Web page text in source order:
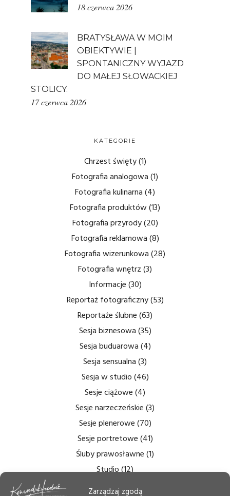
Zarządzaj zgodą
18 czerwca 2026
BRATYSŁAWA W MOIM
OBIEKTYWIE |
SPONTANICZNY WYJAZD
DO MAŁEJ SŁOWACKIEJ
STOLICY.
17 czerwca 2026
KATEGORIE
Chrzest święty(1)
Fotografia analogowa(1)
Fotografia kulinarna(4)
Fotografia produktów(13)
Fotografia przyrody(20)
Fotografia reklamowa(8)
Fotografia wizerunkowa(28)
Fotografia wnętrz(3)
Informacje(30)
Reportaż fotograficzny(53)
Reportaże ślubne(63)
Sesja biznesowa(35)
Sesja buduarowa(4)
Sesja sensualna(3)
Sesja w studio(46)
Sesje ciążowe(4)
Sesje narzeczeńskie(3)
Sesje plenerowe(70)
Sesje portretowe(41)
Śluby prawosławne(1)
Studio(12)
Zdjęcia bezcieniowe